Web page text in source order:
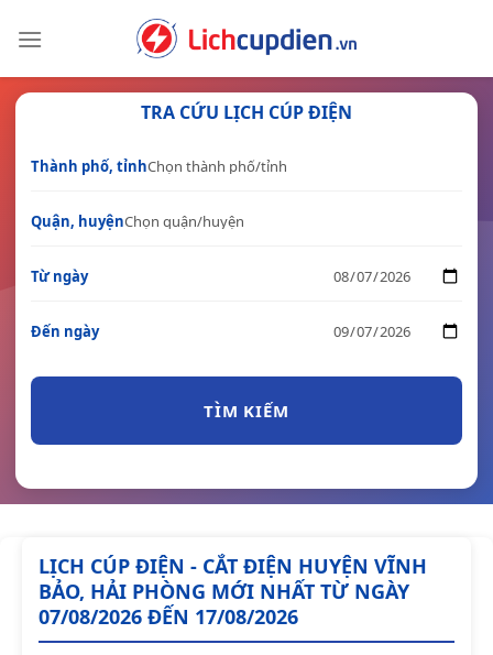
TRA CỨU LỊCH CÚP ĐIỆN
Thành phố, tỉnh
Quận, huyện
Từ ngày
Đến ngày
TÌM KIẾM
LỊCH CÚP ĐIỆN - CẮT ĐIỆN HUYỆN VĨNH
BẢO, HẢI PHÒNG MỚI NHẤT TỪ NGÀY
07/08/2026 ĐẾN 17/08/2026